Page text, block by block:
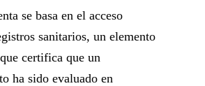
se basa en el acceso
sanitarios, un elemento
certifica que un
ha sido evaluado en